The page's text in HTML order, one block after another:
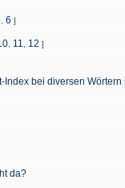
6 ]
11 12 ]
Index bei diversen
da?